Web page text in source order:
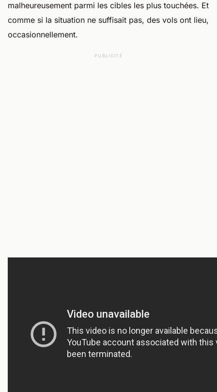
malheureusement parmi les cibles les plus touchées. Et
comme si la situation ne suffisait pas, des vols ont lieu,
occasionnellement.
PUBLICITÉ